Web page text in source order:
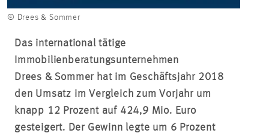
© Drees & Sommer
Das international tätige
Immobilienberatungsunternehmen
Drees & Sommer hat im Geschäftsjahr 2018
den Umsatz im Vergleich zum Vorjahr um
knapp 12 Prozent auf 424,9 Mio. Euro
gesteigert. Der Gewinn legte um 6 Prozent